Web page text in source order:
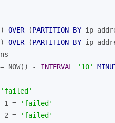
) OVER (PARTITION BY
) OVER (PARTITION BY
NOW() - INTERVAL '10'
'failed'
=
'failed'
=
'failed'